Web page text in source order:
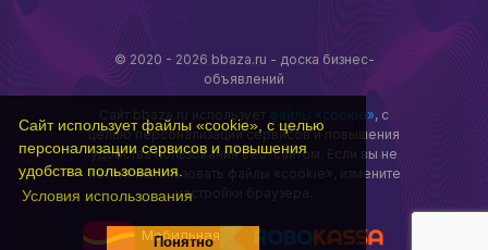
Сайт использует файлы «cookie», с целью
персонализации сервисов и повышения
удобства пользования.
Условия использования
Понятно
© 2020 - 2026 bbaza.ru - доска бизнес-
объявлений
Сайт bbaza.ru использует файлы «cookie», с
целью персонализации сервисов и повышения
удобства пользования веб-сайтом. Если вы не
хотите использовать файлы «cookie», измените
настройки браузера.
Мобильная